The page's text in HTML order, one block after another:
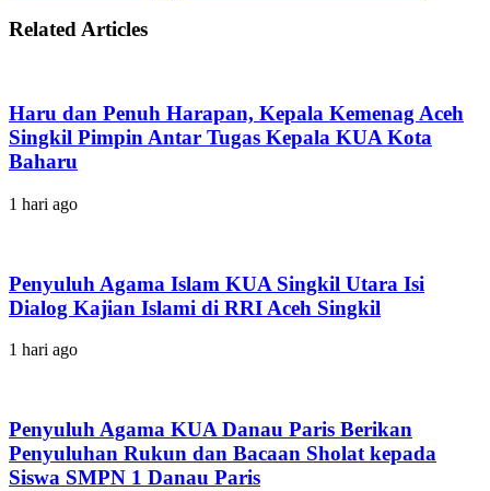
Related Articles
Haru dan Penuh Harapan, Kepala Kemenag Aceh
Singkil Pimpin Antar Tugas Kepala KUA Kota
Baharu
1 hari ago
Penyuluh Agama Islam KUA Singkil Utara Isi
Dialog Kajian Islami di RRI Aceh Singkil
1 hari ago
Penyuluh Agama KUA Danau Paris Berikan
Penyuluhan Rukun dan Bacaan Sholat kepada
Siswa SMPN 1 Danau Paris